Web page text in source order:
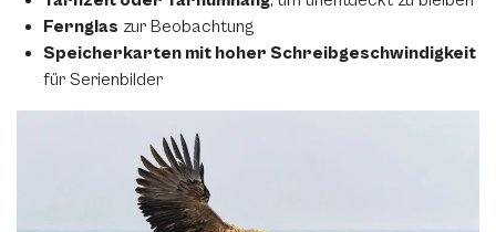
Fernglas zur Beobachtung
Speicherkarten mit hoher Schreibgeschwindigkeit
für Serienbilder